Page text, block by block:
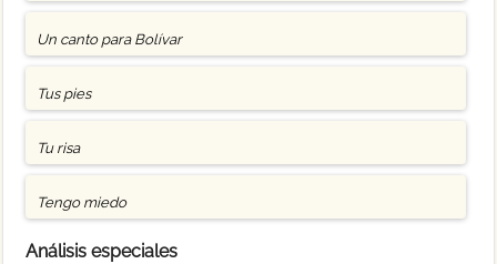
Un canto para Bolívar
Tus pies
Tu risa
Tengo miedo
Análisis especiales